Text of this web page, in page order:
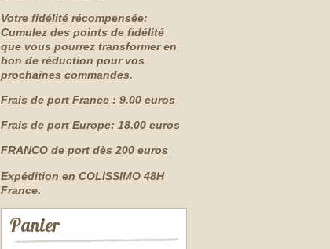
Votre fidélité récompensée:
Cumulez des points de fidélité
que vous pourrez transformer en
bon de réduction pour vos
prochaines commandes.
Frais de port France : 9.00 euros
Frais de port Europe: 18.00 euros
FRANCO de port dès 200 euros
Expédition en COLISSIMO 48H
France.
Panier